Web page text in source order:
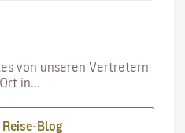
von unseren Vertretern
in...
Blog